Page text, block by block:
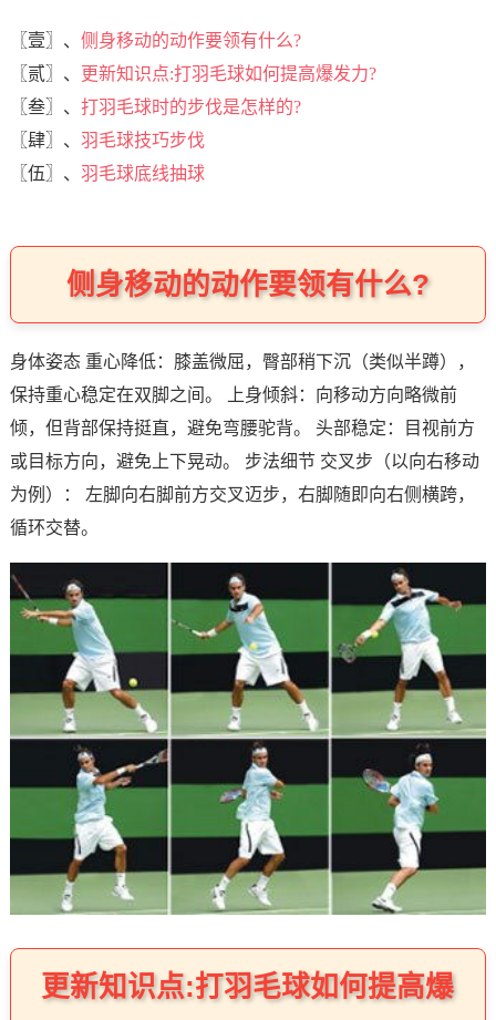
〖壹〗、 侧身移动的动作要领有什么?
〖贰〗、
更新知识点:打羽毛球如何提高爆发力?
〖叁〗、 打羽毛球时的步伐是怎样的?
〖肆〗、 羽毛球技巧步伐
〖伍〗、 羽毛球底线抽球
侧身移动的动作要领有什么?
身体姿态 重心降低：膝盖微屈，臀部稍下沉（类似半蹲），
保持重心稳定在双脚之间。 上身倾斜：向移动方向略微前
倾，但背部保持挺直，避免弯腰驼背。 头部稳定：目视前方
或目标方向，避免上下晃动。 步法细节 交叉步（以向右移动
为例）： 左脚向右脚前方交叉迈步，右脚随即向右侧横跨，
循环交替。
更新知识点:打羽毛球如何提高爆